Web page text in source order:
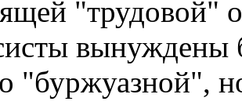
"трудовой"
вынуждены
"буржуазной",